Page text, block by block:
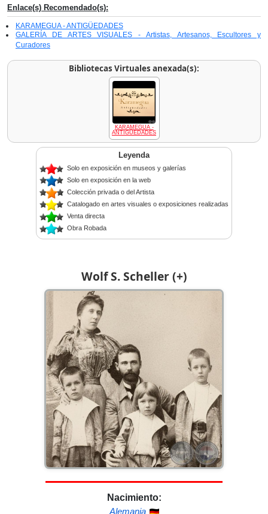
Wolf S. Scheller (+)
Nacimiento:
Alemania
Enlace(s) Recomendado(s):
KARAMEGUA - ANTIGÜEDADES
GALERÍA DE ARTES VISUALES - Artistas, Artesanos, Escultores y
Curadores
Bibliotecas Virtuales anexada(s):
KARAMEGUA -
ANTIGÜEDADES
Leyenda
Solo en exposición en museos y galerías
Solo en exposición en la web
Colección privada o del Artista
Catalogado en artes visuales o exposiciones realizadas
Venta directa
Obra Robada